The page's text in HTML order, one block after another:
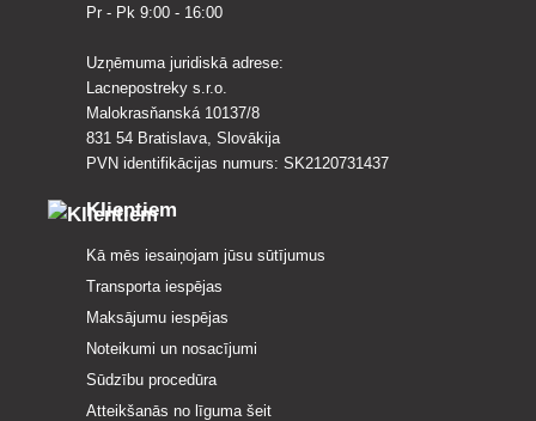
Pr - Pk 9:00 - 16:00
Uzņēmuma juridiskā adrese:
Lacnepostreky s.r.o.
Malokrasňanská 10137/8
831 54 Bratislava, Slovākija
PVN identifikācijas numurs: SK2120731437
Klientiem
Kā mēs iesaiņojam jūsu sūtījumus
Transporta iespējas
Maksājumu iespējas
Noteikumi un nosacījumi
Sūdzību procedūra
Atteikšanās no līguma šeit